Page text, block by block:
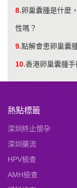
8.卵巢囊腫是什麼
性嗎？
9.點解會患卵巢囊
10.香港卵巢囊腫
熱點標籤
深圳終止懷孕
深圳藥流
HPV檢查
AMH檢查